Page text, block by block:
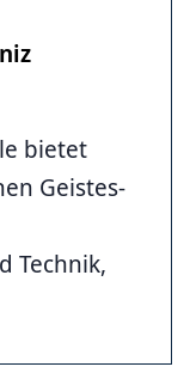
bietet
Geistes-
Technik,